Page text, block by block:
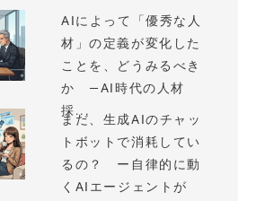
AIによって「優秀な人
材」の定義が変化した
ことを、どうみるべき
か —AI時代の人材
採...
まだ、生成AIのチャッ
トボットで消耗してい
るの？ ー自律的に動
くAIエージェントが